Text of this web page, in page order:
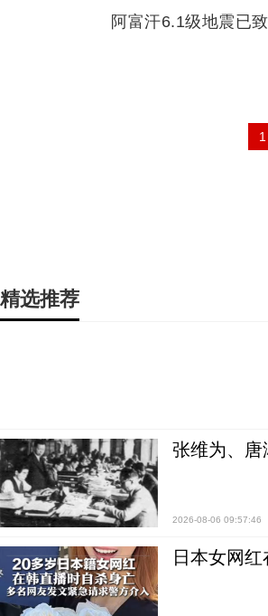
阿富汗6.1级地震已
1
精选推荐
张维为、唐
2026-08-06 09:57:46
日本女网